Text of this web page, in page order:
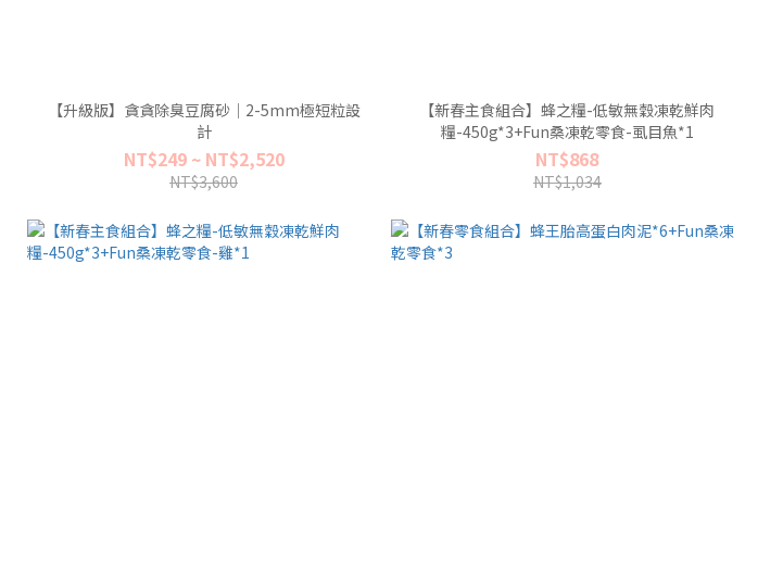
【升級版】貪貪除臭豆腐砂｜2-5mm極短粒設
計
NT$249 ~ NT$2,520
NT$3,600
【新春主食組合】蜂之糧-低敏無穀凍乾鮮肉
糧-450g*3+Fun桑凍乾零食-虱目魚*1
NT$868
NT$1,034